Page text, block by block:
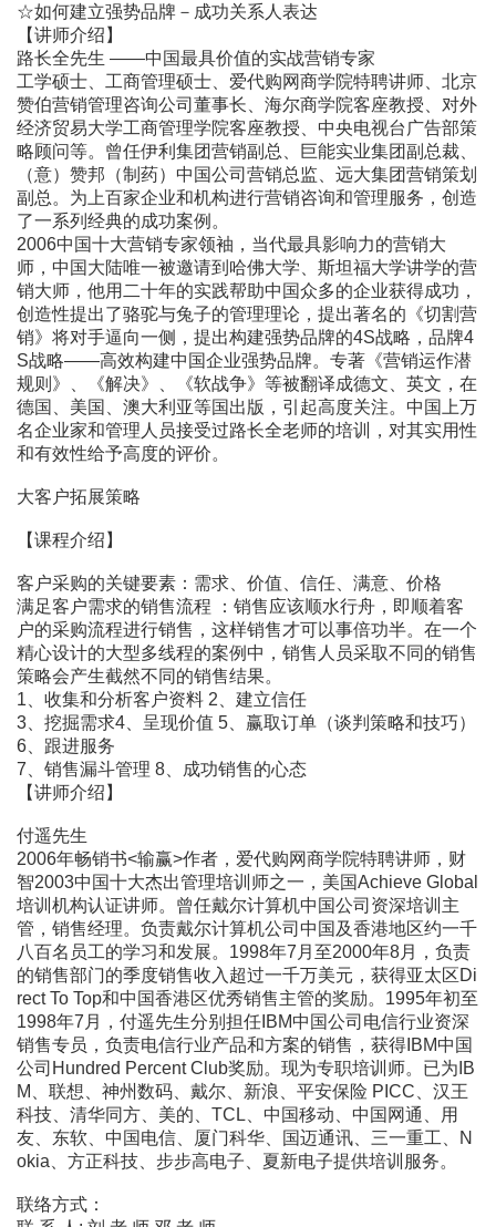
☆如何建立强势品牌－成功关系人表达
【讲师介绍】
路长全先生 ――中国最具价值的实战营销专家
工学硕士、工商管理硕士、爱代购网商学院特聘讲师、北京
赞伯营销管理咨询公司董事长、海尔商学院客座教授、对外
经济贸易大学工商管理学院客座教授、中央电视台广告部策
略顾问等。曾任伊利集团营销副总、巨能实业集团副总裁、
（意）赞邦（制药）中国公司营销总监、远大集团营销策划
副总。为上百家企业和机构进行营销咨询和管理服务，创造
了一系列经典的成功案例。
2006中国十大营销专家领袖，当代最具影响力的营销大
师，中国大陆唯一被邀请到哈佛大学、斯坦福大学讲学的营
销大师，他用二十年的实践帮助中国众多的企业获得成功，
创造性提出了骆驼与兔子的管理理论，提出著名的《切割营
销》将对手逼向一侧，提出构建强势品牌的4S战略，品牌4
S战略――高效构建中国企业强势品牌。专著《营销运作潜
规则》、《解决》、《软战争》等被翻译成德文、英文，在
德国、美国、澳大利亚等国出版，引起高度关注。中国上万
名企业家和管理人员接受过路长全老师的培训，对其实用性
和有效性给予高度的评价。
大客户拓展策略
【课程介绍】
客户采购的关键要素：需求、价值、信任、满意、价格
满足客户需求的销售流程 ：销售应该顺水行舟，即顺着客
户的采购流程进行销售，这样销售才可以事倍功半。在一个
精心设计的大型多线程的案例中，销售人员采取不同的销售
策略会产生截然不同的销售结果。
1、收集和分析客户资料 2、建立信任
3、挖掘需求4、呈现价值 5、赢取订单（谈判策略和技巧）
6、跟进服务
7、销售漏斗管理 8、成功销售的心态
【讲师介绍】
付遥先生
2006年畅销书<输赢>作者，爱代购网商学院特聘讲师，财
智2003中国十大杰出管理培训师之一，美国Achieve Global
培训机构认证讲师。曾任戴尔计算机中国公司资深培训主
管，销售经理。负责戴尔计算机公司中国及香港地区约一千
八百名员工的学习和发展。1998年7月至2000年8月，负责
的销售部门的季度销售收入超过一千万美元，获得亚太区Di
rect To Top和中国香港区优秀销售主管的奖励。1995年初至
1998年7月，付遥先生分别担任IBM中国公司电信行业资深
销售专员，负责电信行业产品和方案的销售，获得IBM中国
公司Hundred Percent Club奖励。现为专职培训师。已为IB
M、联想、神州数码、戴尔、新浪、平安保险 PICC、汉王
科技、清华同方、美的、TCL、中国移动、中国网通、用
友、东软、中国电信、厦门科华、国迈通讯、三一重工、N
okia、方正科技、步步高电子、夏新电子提供培训服务。
联络方式：